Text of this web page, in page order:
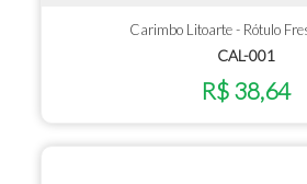
Carimbo Litoarte - Rótulo
CAL-001
R$ 38,64